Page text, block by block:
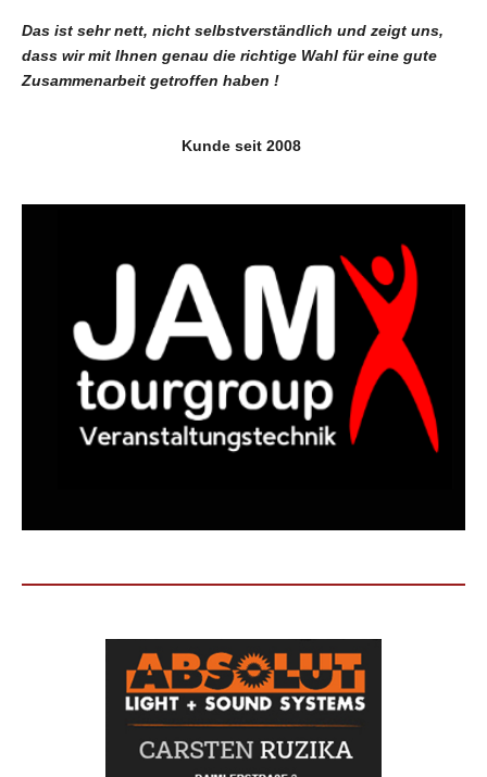
Das ist sehr nett, nicht selbstverständlich und zeigt uns,
dass wir mit Ihnen genau die richtige Wahl für eine gute
Zusammenarbeit getroffen haben !
Kunde seit 2008